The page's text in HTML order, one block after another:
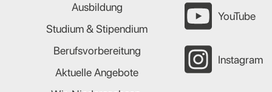
Ausbildung
Studium & Stipendium
Berufsvorbereitung
Aktuelle Angebote
YouTube
Instagram